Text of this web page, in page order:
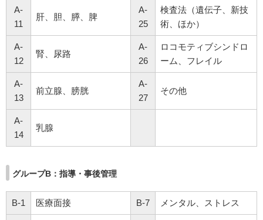
A-
11
肝、胆、膵、脾
A-
25
検査法（遺伝子、新技
術、ほか）
A-
12
腎、尿路
A-
26
ロコモティブシンドロ
ーム、フレイル
A-
13
前立腺、膀胱
A-
27
その他
A-
14
乳腺
グループB：指導・事後管理
B-1 医療面接 B-7 メンタル、ストレス